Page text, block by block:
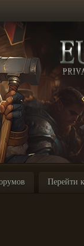
Перейти